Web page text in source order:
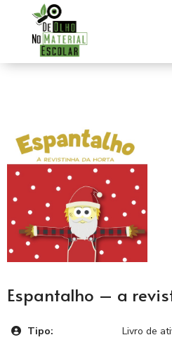
Espantalho – a
Tipo:
Livro de